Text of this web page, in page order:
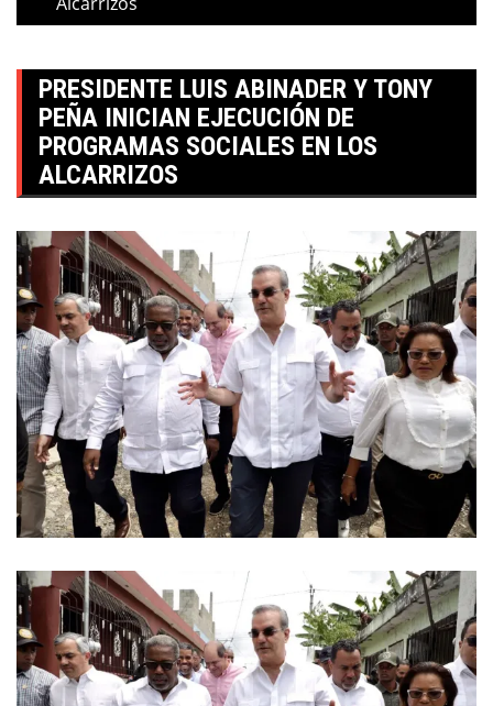
PRESIDENTE LUIS ABINADER Y TONY
PEÑA INICIAN EJECUCIÓN DE
PROGRAMAS SOCIALES EN LOS
ALCARRIZOS